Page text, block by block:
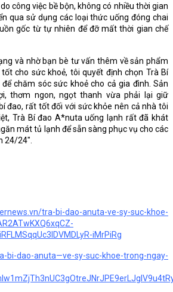
công việc bề bộn, không có nhiều thời gian
qua sử dụng các loại thức uống đóng chai
gốc từ tự nhiên để đỡ mất thời gian chế
và nhờ bạn bè tư vấn thêm về sản phẩm
cho sức khoẻ, tôi quyết định chọn Trà Bí
chăm sóc sức khoẻ cho cả gia đình. Sản
thơm ngon, ngọt thanh vừa phải lại giữ
đao, rất tốt đối với sức khỏe nên cả nhà tôi
Trà Bí đao A*nuta uống lạnh rất đã khát
mát tủ lạnh để sẵn sàng phục vụ cho các
24/24″.
tra-bi-dao-anuta-ve-sy-suc-khoe-
iMrPiRg
bi-dao-anuta—ve-sy-suc-khoe-trong-ngay-